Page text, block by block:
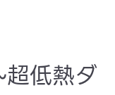
低熱ダ